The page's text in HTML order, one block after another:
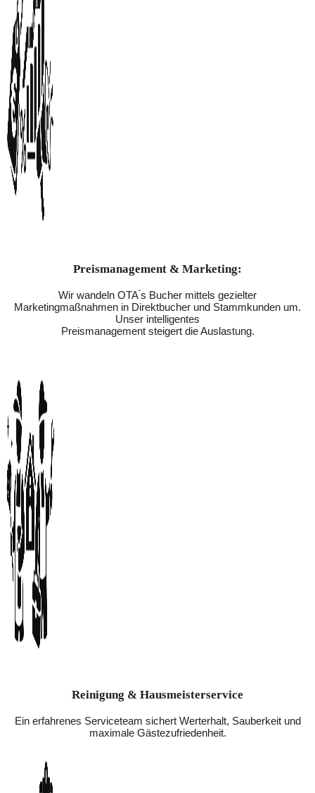
Preismanagement & Marketing:
Wir wandeln OTA ́s Bucher mittels gezielter
Marketingmaßnahmen in Direktbucher und Stammkunden um.
Unser intelligentes
Preismanagement steigert die Auslastung.
Reinigung & Hausmeisterservice
Ein erfahrenes Serviceteam sichert Werterhalt, Sauberkeit und
maximale Gästezufriedenheit.